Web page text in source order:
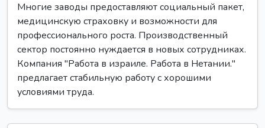
Многие заводы предоставляют социальный пакет,
медицинскую страховку и возможности для
профессионального роста. Производственный
сектор постоянно нуждается в новых сотрудниках.
Компания "Работа в израиле. Работа в Нетании."
предлагает стабильную работу с хорошими
условиями труда.